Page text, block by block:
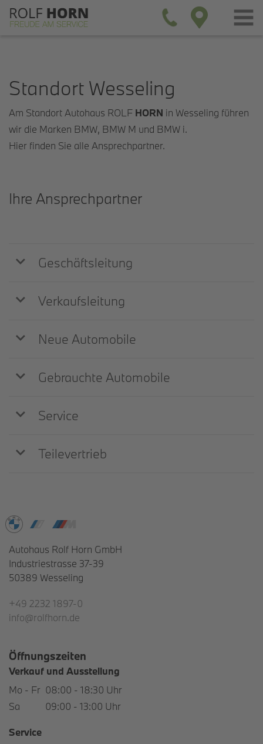
Standort Wesseling
Am Standort Autohaus ROLF HORN in Wesseling führen
wir die Marken BMW, BMW M und BMW i.
Hier finden Sie alle Ansprechpartner.
Ihre Ansprechpartner
Geschäftsleitung
Verkaufsleitung
Neue Automobile
Gebrauchte Automobile
Service
Teilevertrieb
Autohaus Rolf Horn GmbH
Industriestrasse 37-39
50389 Wesseling
+49 2232 1897-0
info@rolfhorn.de
Öffnungszeiten
Verkauf und Ausstellung
Mo - Fr 08:00 - 18:30 Uhr
Sa
09:00 - 13:00 Uhr
Service